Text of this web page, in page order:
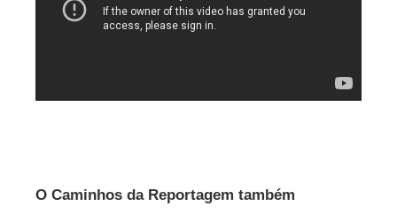
O Caminhos da Reportagem também